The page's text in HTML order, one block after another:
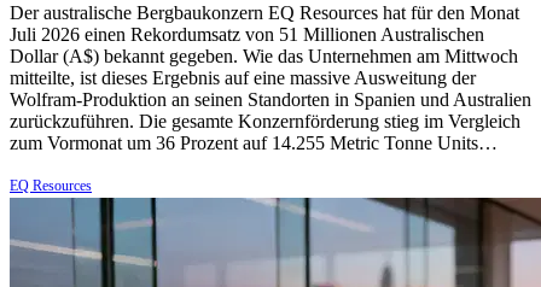
Der australische Bergbaukonzern EQ Resources hat für den Monat
Juli 2026 einen Rekordumsatz von 51 Millionen Australischen
Dollar (A$) bekannt gegeben. Wie das Unternehmen am Mittwoch
mitteilte, ist dieses Ergebnis auf eine massive Ausweitung der
Wolfram-Produktion an seinen Standorten in Spanien und Australien
zurückzuführen. Die gesamte Konzernförderung stieg im Vergleich
zum Vormonat um 36 Prozent auf 14.255 Metric Tonne Units…
EQ Resources